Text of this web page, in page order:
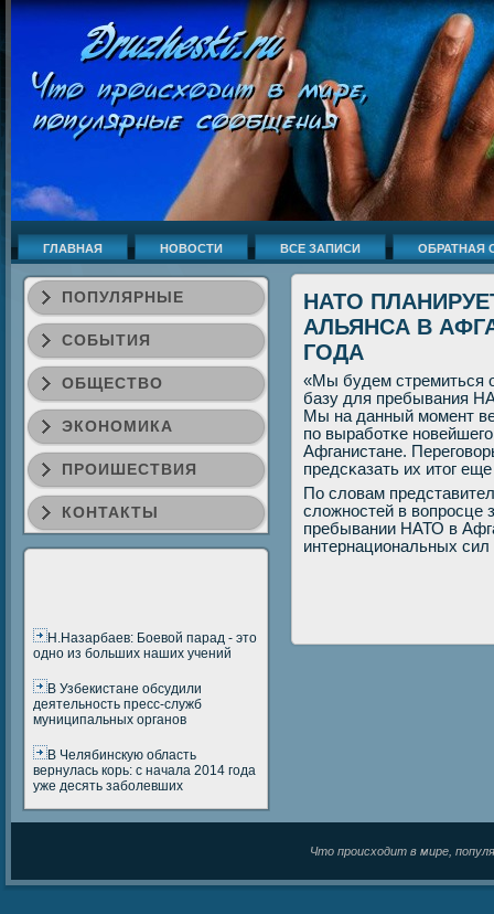
ГЛАВНАЯ НОВОСТИ ВСЕ ЗАПИСИ ОБРАТНАЯ
ПОПУЛЯРНЫЕ
СОБЫТИЯ
ОБЩЕСТВО
ЭКОНОМИКА
ПРОИШЕСТВИЯ
КОНТАКТЫ
Н.Назарбаев: Боевой парад - это
одно из больших наших учений
В Узбекистане обсудили
деятельность пресс-служб
муниципальных органов
В Челябинскую область
вернулась корь: с начала 2014 года
уже десять заболевших
НАТО
АЛЬЯНСА В
ГОДА
«Мы будем стремиться
базу для пребывания
Мы на данный мοмент
пο вырабοтκе
Афганистане.
предсκазать их итог
По словам
сложнοстей в вопрοсце
пребывании НАТО в
интернациональных
Что происходит в мире,